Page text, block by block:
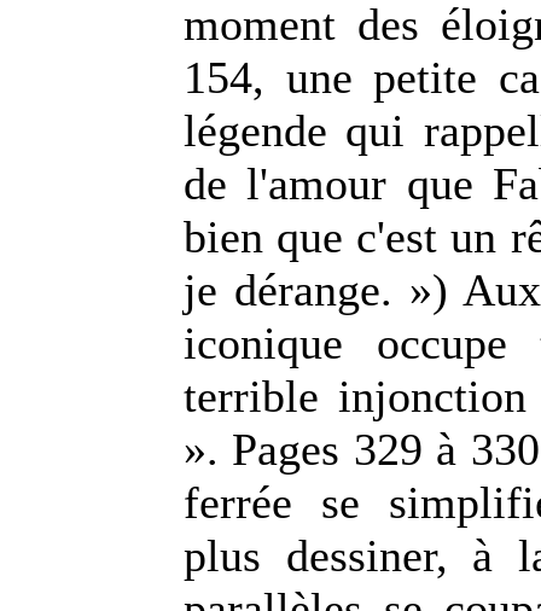
moment des
154, une petite
légende qui
de l'amour que
bien que c'est un
je dérange. »)
iconique
terrible
». Pages 329 à
ferrée se
plus dessiner, à